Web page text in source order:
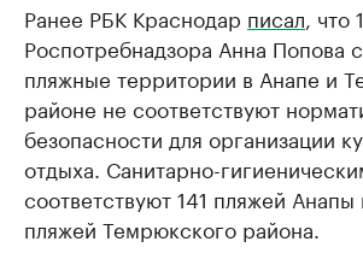
Ранее РБК Краснодар писал ,
Роспотребнадзора Анна Попова
пляжные территории в Анапе и
районе не соответствуют
безопасности для организации
отдыха. Санитарно-
соответствуют 141 пляжей Анапы
пляжей Темрюкского района.